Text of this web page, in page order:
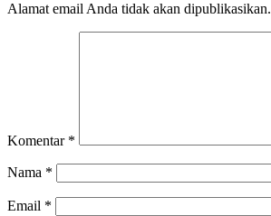
Alamat email Anda tidak akan dipublikasikan.
Komentar *
Nama *
Email *